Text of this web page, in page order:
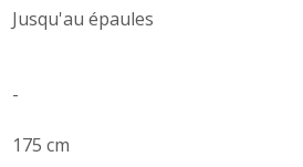
Jusqu'au épaules
-
175 cm